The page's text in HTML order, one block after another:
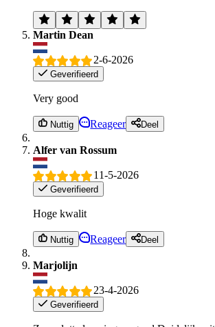
Martin Dean
2-6-2026
Geverifieerd
Very good
Nuttig Reageer Deel
Alfer van Rossum
11-5-2026
Geverifieerd
Hoge kwalit
Nuttig Reageer Deel
Marjolijn
23-4-2026
Geverifieerd